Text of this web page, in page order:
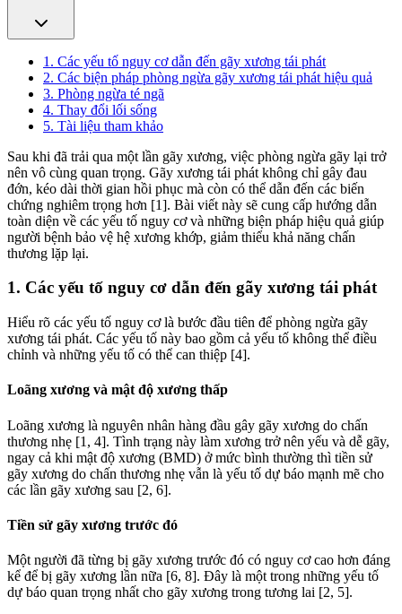
1. Các yếu tố nguy cơ dẫn đến gãy xương tái phát
2. Các biện pháp phòng ngừa gãy xương tái phát hiệu quả
3. Phòng ngừa té ngã
4. Thay đổi lối sống
5. Tài liệu tham khảo
Sau khi đã trải qua một lần gãy xương, việc phòng ngừa gãy lại trở
nên vô cùng quan trọng. Gãy xương tái phát không chỉ gây đau
đớn, kéo dài thời gian hồi phục mà còn có thể dẫn đến các biến
chứng nghiêm trọng hơn [1]. Bài viết này sẽ cung cấp hướng dẫn
toàn diện về các yếu tố nguy cơ và những biện pháp hiệu quả giúp
người bệnh bảo vệ hệ xương khớp, giảm thiểu khả năng chấn
thương lặp lại.
1. Các yếu tố nguy cơ dẫn đến gãy xương tái phát
Hiểu rõ các yếu tố nguy cơ là bước đầu tiên để phòng ngừa gãy
xương tái phát. Các yếu tố này bao gồm cả yếu tố không thể điều
chỉnh và những yếu tố có thể can thiệp [4].
Loãng xương và mật độ xương thấp
Loãng xương là nguyên nhân hàng đầu gây gãy xương do chấn
thương nhẹ [1, 4]. Tình trạng này làm xương trở nên yếu và dễ gãy,
ngay cả khi mật độ xương (BMD) ở mức bình thường thì tiền sử
gãy xương do chấn thương nhẹ vẫn là yếu tố dự báo mạnh mẽ cho
các lần gãy xương sau [2, 6].
Tiền sử gãy xương trước đó
Một người đã từng bị gãy xương trước đó có nguy cơ cao hơn đáng
kể để bị gãy xương lần nữa [6, 8]. Đây là một trong những yếu tố
dự báo quan trọng nhất cho gãy xương trong tương lai [2, 5].